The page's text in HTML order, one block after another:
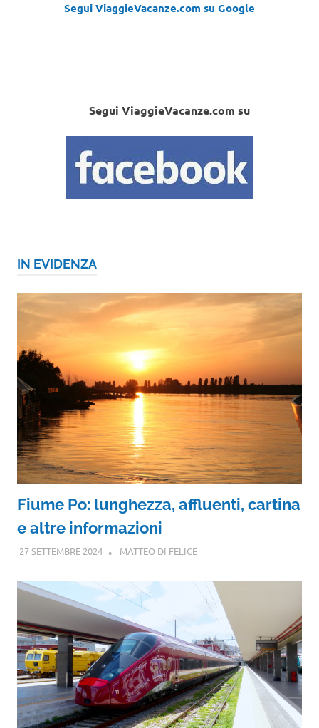
Segui ViaggieVacanze.com su Google
Segui ViaggieVacanze.com su
IN EVIDENZA
Fiume Po: lunghezza, affluenti, cartina
e altre informazioni
27 SETTEMBRE 2024 MATTEO DI FELICE